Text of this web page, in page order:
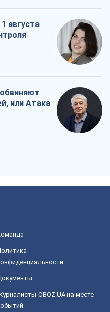
августа
или Атака
OBOZ.UA на месте